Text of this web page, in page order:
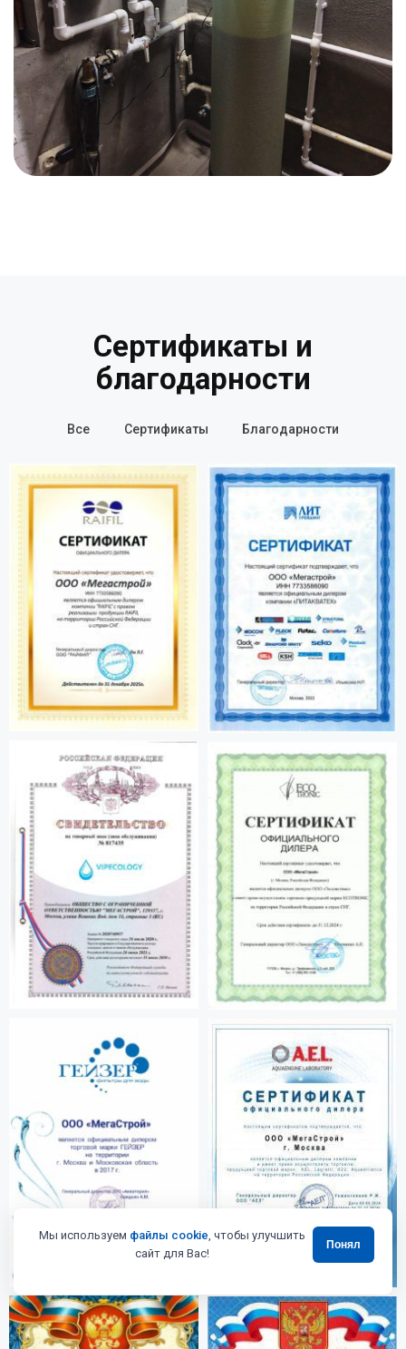
Сертификаты и
благодарности
Все Сертификаты Благодарности
Мы используем файлы cookie, чтобы улучшить
сайт для Вас!
Понял